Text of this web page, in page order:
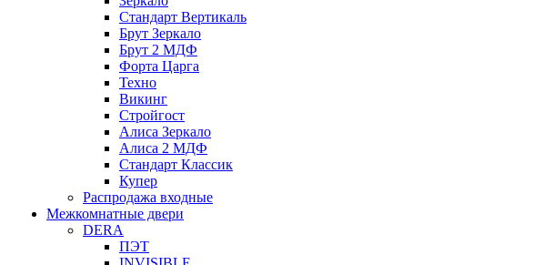
Стандарт Вертикаль
Брут Зеркало
Брут 2 МДФ
Форта Царга
Техно
Викинг
Стройгост
Алиса Зеркало
Алиса 2 МДФ
Стандарт Классик
Купер
Распродажа входные
Межкомнатные двери
DERA
ПЭТ